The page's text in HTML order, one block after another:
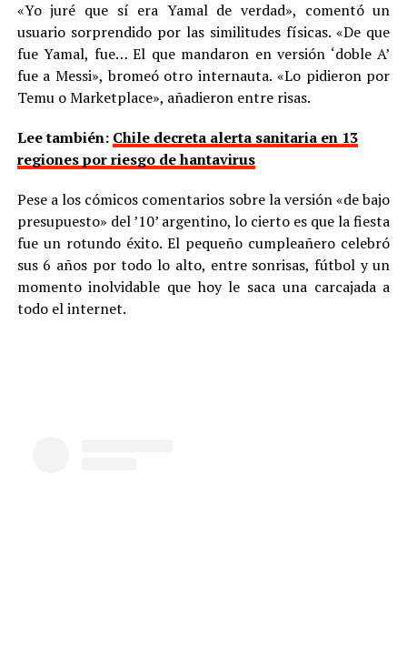
«Yo juré que sí era Yamal de verdad», comentó un
usuario sorprendido por las similitudes físicas. «De que
fue Yamal, fue… El que mandaron en versión ‘doble A’
fue a Messi», bromeó otro internauta. «Lo pidieron por
Temu o Marketplace», añadieron entre risas.
Lee también: Chile decreta alerta sanitaria en 13
regiones por riesgo de hantavirus
Pese a los cómicos comentarios sobre la versión «de bajo
presupuesto» del ’10’ argentino, lo cierto es que la fiesta
fue un rotundo éxito. El pequeño cumpleañero celebró
sus 6 años por todo lo alto, entre sonrisas, fútbol y un
momento inolvidable que hoy le saca una carcajada a
todo el internet.